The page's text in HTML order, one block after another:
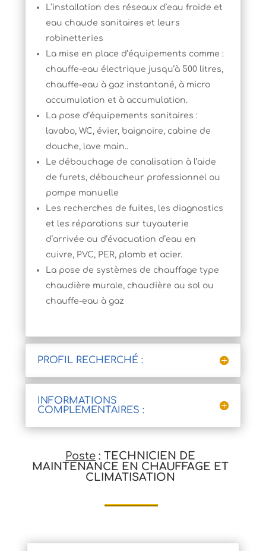
L’installation des réseaux d’eau froide et
eau chaude sanitaires et leurs
robinetteries
La mise en place d’équipements comme :
chauffe-eau électrique jusqu’à 500 litres,
chauffe-eau à gaz instantané, à micro
accumulation et à accumulation.
La pose d’équipements sanitaires :
lavabo, WC, évier, baignoire, cabine de
douche, lave main..
Le débouchage de canalisation à l’aide
de furets, déboucheur professionnel ou
pompe manuelle
Les recherches de fuites, les diagnostics
et les réparations sur tuyauterie
d’arrivée ou d’évacuation d’eau en
cuivre, PVC, PER, plomb et acier.
La pose de systèmes de chauffage type
chaudière murale, chaudière au sol ou
chauffe-eau à gaz
PROFIL RECHERCHÉ :
INFORMATIONS
COMPLEMENTAIRES :
Poste :TECHNICIEN DE
MAINTENANCE EN CHAUFFAGE ET
CLIMATISATION